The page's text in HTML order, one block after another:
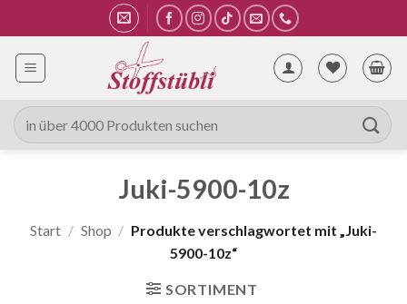
Inhalt
springen
Suche
nach:
Juki-5900-10z
Start / Shop / Produkte verschlagwortet mit „Juki-
5900-10z“
SORTIMENT